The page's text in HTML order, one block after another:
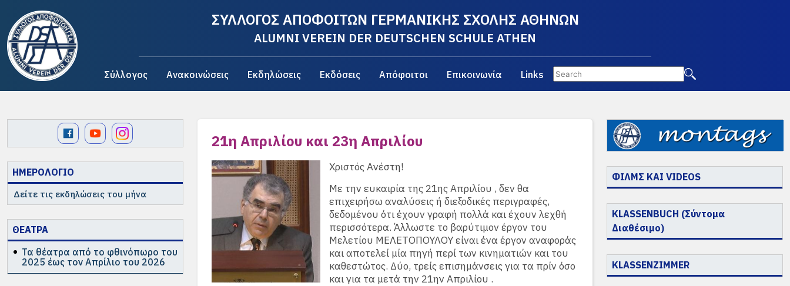
ΣΥΛΛΟΓΟΣ ΑΠΟΦΟΙΤΩΝ ΓΕΡΜΑΝΙΚΗΣ ΣΧΟΛΗΣ ΑΘΗΝΩΝ
ALUMNI VEREIN DER DEUTSCHEN SCHULE ATHEN
Σύλλογος Ανακοινώσεις Εκδηλώσεις Εκδόσεις Απόφοιτοι Επικοινωνία Links
ΗΜΕΡΟΛΟΓΙΟ
Δείτε τις εκδηλώσεις του μήνα
ΘΕΑΤΡΑ
Τα θέατρα από το φθινόπωρο του
2025 έως τον Απρίλιο του 2026
21η Απριλίου και 23η Απριλίου
Χριστός Ανέστη!
Με την ευκαιρία της 21ης Απριλίου , δεν θα
επιχειρήσω αναλύσεις ή διεξοδικές περιγραφές,
δεδομένου ότι έχουν γραφή πολλά και έχουν λεχθή
περισσότερα. Άλλωστε το βαρύτιμον έργον του
Μελετίου ΜΕΛΕΤΟΠΟΥΛΟΥ είναι ένα έργον αναφοράς
και αποτελεί μία πηγή περί των κινηματιών και του
καθεστώτος. Δύο, τρείς επισημάνσεις για τα πρίν όσο
και για τα μετά την 21ην Απριλίου .
ΦΙΛΜΣ ΚΑΙ VIDEOS
KLASSENBUCH (Σύντομα
Διαθέσιμο)
KLASSENZIMMER